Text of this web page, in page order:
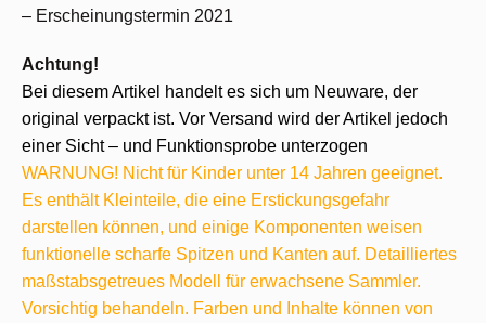
– Erscheinungstermin 2021
Achtung!
Bei diesem Artikel handelt es sich um Neuware, der
original verpackt ist. Vor Versand wird der Artikel jedoch
einer Sicht – und Funktionsprobe unterzogen
WARNUNG! Nicht für Kinder unter 14 Jahren geeignet.
Es enthält Kleinteile, die eine Erstickungsgefahr
darstellen können, und einige Komponenten weisen
funktionelle scharfe Spitzen und Kanten auf. Detailliertes
maßstabsgetreues Modell für erwachsene Sammler.
Vorsichtig behandeln. Farben und Inhalte können von